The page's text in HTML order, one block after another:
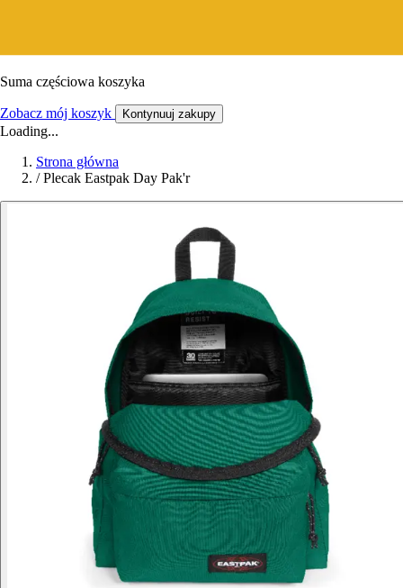
Suma częściowa koszyka
Zobacz mój koszyk Kontynuuj zakupy
Loading...
Strona główna
/ Plecak Eastpak Day Pak'r